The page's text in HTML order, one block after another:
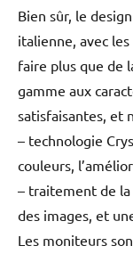
Bien sûr, le
italienne, avec
faire plus que de
gamme aux
satisfaisantes, et
– technologie
couleurs,
– traitement de
des images, et
Les moniteurs